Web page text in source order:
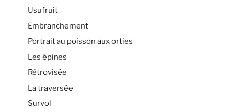
Usufruit
Embranchement
Portrait au poisson aux orties
Les épines
Rétrovisée
La traversée
Survol